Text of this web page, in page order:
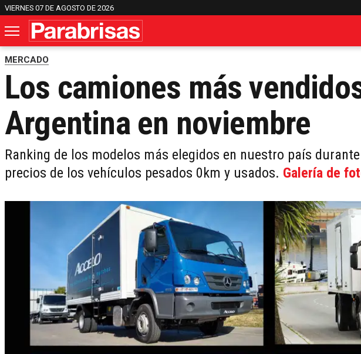
VIERNES 07 DE AGOSTO DE 2026
MERCADO
Los camiones más
Argentina en noviembre
Ranking de los modelos más elegidos en nuestro país
precios de los vehículos pesados 0km y usados. Galería de